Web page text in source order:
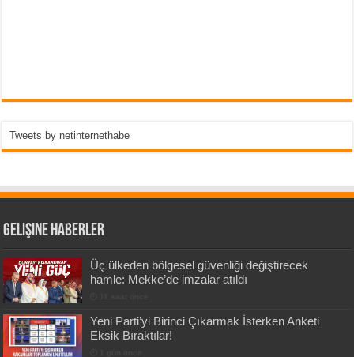
Tweets by netinternethabe
Gelişine Haberler
Üç ülkeden bölgesel güvenliği değiştirecek
hamle: Mekke’de imzalar atıldı
Yeni Parti’yi Birinci Çıkarmak İsterken Anketi
Eksik Bıraktılar!